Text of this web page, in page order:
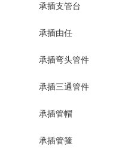
承插支管台
承插由任
承插弯头管件
承插三通管件
承插管帽
承插管箍